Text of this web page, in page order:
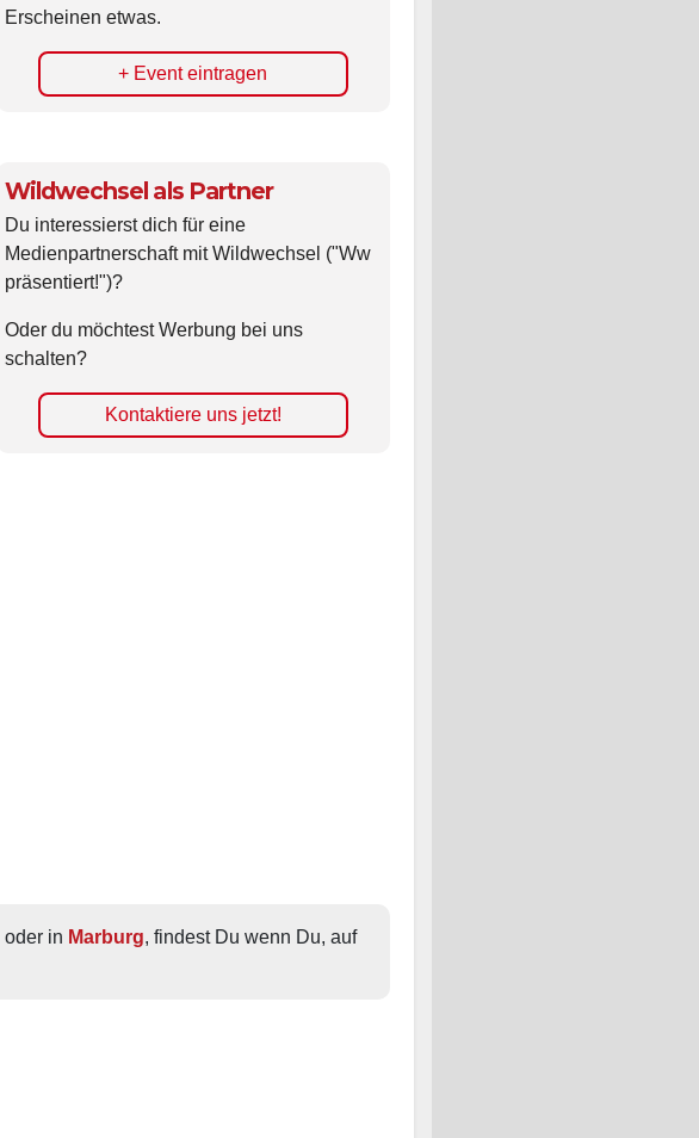
Erscheinen etwas.
+ Event eintragen
Wildwechsel als Partner
Du interessierst dich für eine
Medienpartnerschaft mit Wildwechsel ("Ww
präsentiert!")?
Oder du möchtest Werbung bei uns
schalten?
Kontaktiere uns jetzt!
oder in Marburg, findest Du wenn Du, auf